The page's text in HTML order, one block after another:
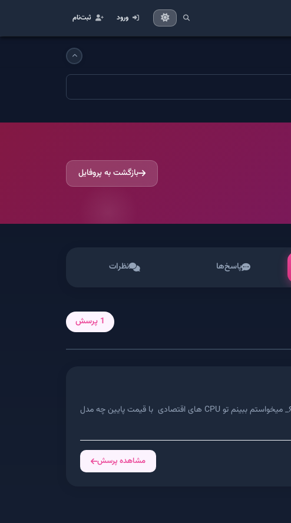
ورود ثبت‌نام
بازگشت به پروفایل
پاسخ‌ها نظرات
1 پرسش
سلام خسته نباشید من یه کیس جمع کردم مادربردی که رو کیسه MSI h310_ رم کروشیال 16 گیگ ddr4 2666 گیگاهرتز_پاور ۶۰۰w_ میخواستم ببینم تو CPU های اقتصادی با قیمت پایین چه مدل
مشاهده پرسش